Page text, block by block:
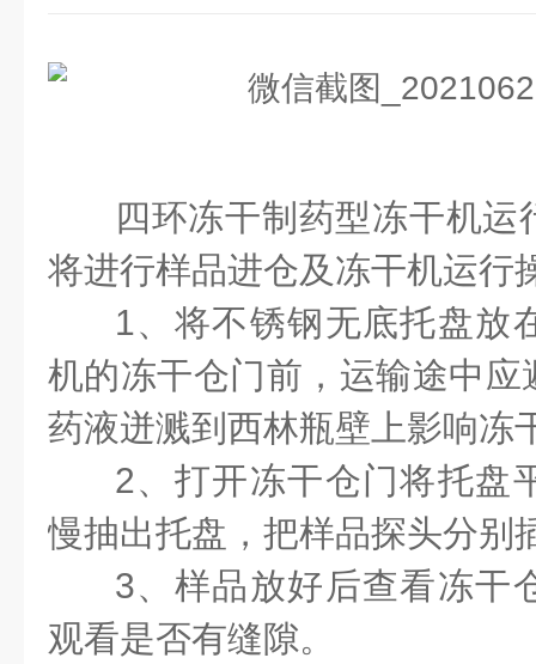
四环冻干制药型冻干机运
将进行样品进仓及冻干机运行
1、将不锈钢无底托盘放
机的冻干仓门前，运输途中
药液迸溅到西林瓶壁上影响冻
2、打开冻干仓门将托盘
慢抽出托盘，把样品探头分别
3、样品放好后查看冻干
观看是否有缝隙。